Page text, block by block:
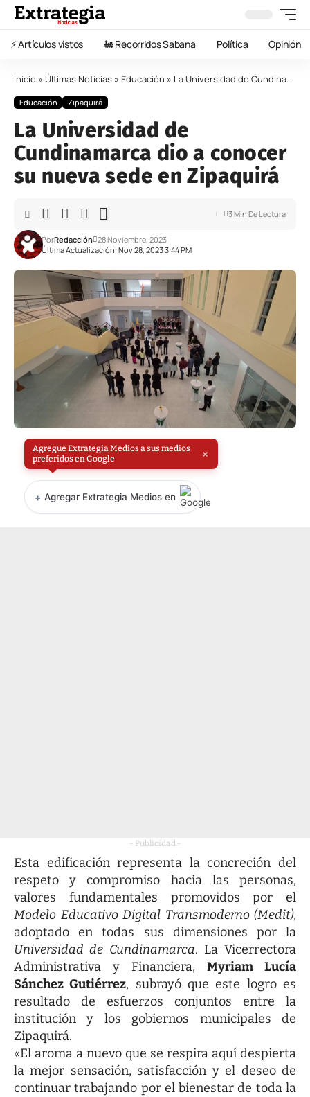
⚡️ Artículos vistos 🚂 Recorridos Sabana Política Opinión
Inicio » Últimas Noticias » Educación » La Universidad de Cundinamarca dio a conocer su nueva sede en Zipaquirá
Educación Zipaquirá
La Universidad de
Cundinamarca dio a conocer
su nueva sede en Zipaquirá
Última Actualización: Nov 28, 2023 3:44 PM
PorRedacción 28 Noviembre, 2023
3 Min De Lectura
Agregue Extrategia Medios a sus medios
preferidos en Google
×
+ Agregar Extrategia Medios en
- Publicidad -
Esta edificación representa la concreción del
respeto y compromiso hacia las personas,
valores fundamentales promovidos por el
Modelo Educativo Digital Transmoderno (Medit),
adoptado en todas sus dimensiones por la
Universidad de Cundinamarca. La Vicerrectora
Administrativa y Financiera, Myriam Lucía
Sánchez Gutiérrez, subrayó que este logro es
resultado de esfuerzos conjuntos entre la
institución y los gobiernos municipales de
Zipaquirá.
«El aroma a nuevo que se respira aquí despierta
la mejor sensación, satisfacción y el deseo de
continuar trabajando por el bienestar de toda la